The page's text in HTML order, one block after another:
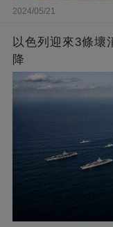
2024/05/21
以色列迎來3條壞
降